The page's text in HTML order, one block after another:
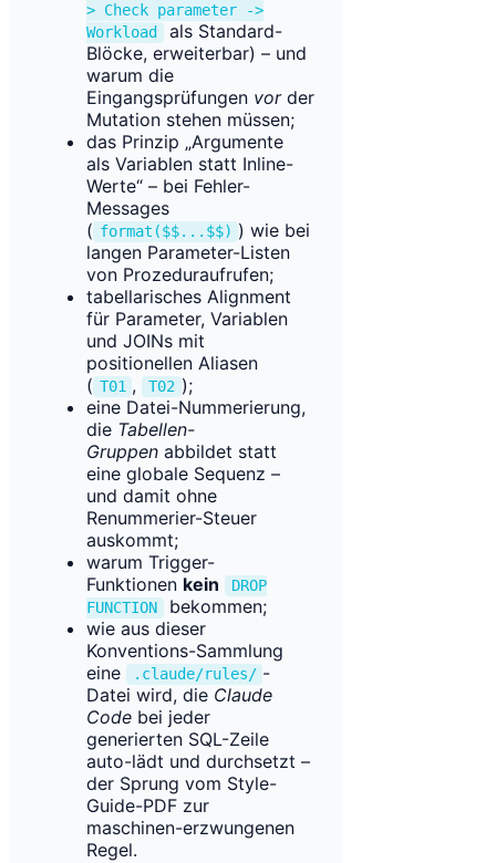
> Check parameter ->
Workload
als Standard-
Blöcke, erweiterbar) – und
warum die
Eingangsprüfungen vorder
Mutation stehen müssen;
das Prinzip „Argumente
als Variablen statt Inline-
Werte“ – bei Fehler-
Messages
( format($$...$$) ) wie bei
langen Parameter-Listen
von Prozeduraufrufen;
tabellarisches Alignment
für Parameter, Variablen
und JOINs mit
positionellen Aliasen
( T01 , T02 );
eine Datei-Nummerierung,
die Tabellen-
Gruppen abbildet statt
eine globale Sequenz –
und damit ohne
Renummerier-Steuer
auskommt;
warum Trigger-
Funktionen kein
DROP
FUNCTION
bekommen;
wie aus dieser
Konventions-Sammlung
eine
.claude/rules/ -
Datei wird, die Claude
Code bei jeder
generierten SQL-Zeile
auto-lädt und durchsetzt –
der Sprung vom Style-
Guide-PDF zur
maschinen-erzwungenen
Regel.